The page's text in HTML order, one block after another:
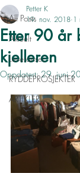
All Posts
Aktuelt
Leveranser
RYDDEPROSJEKTER
ARTIKLER
Etter 90 år
kjelleren
Petter K
19. nov. 2018 1
Oppdatert:29. juni